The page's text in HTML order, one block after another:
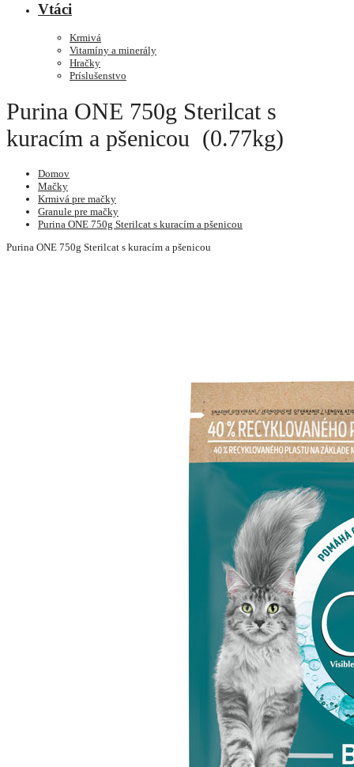
Vtáci
Krmivá
Vitamíny a minerály
Hračky
Príslušenstvo
Purina ONE 750g Sterilcat s
kuracím a pšenicou (0.77kg)
Domov
Mačky
Krmivá pre mačky
Granule pre mačky
Purina ONE 750g Sterilcat s kuracím a pšenicou
Purina ONE 750g Sterilcat s kuracím a pšenicou